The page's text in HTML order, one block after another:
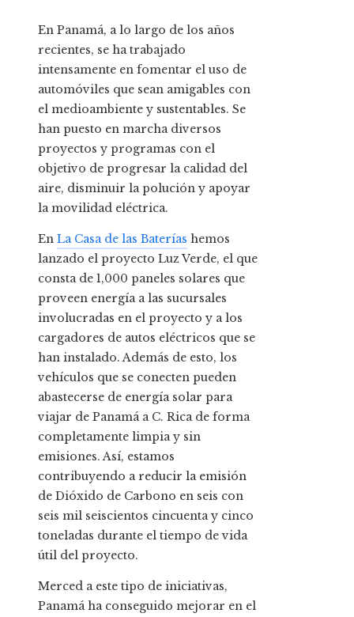
En Panamá, a lo largo de los años
recientes, se ha trabajado
intensamente en fomentar el uso de
automóviles que sean amigables con
el medioambiente y sustentables. Se
han puesto en marcha diversos
proyectos y programas con el
objetivo de progresar la calidad del
aire, disminuir la polución y apoyar
la movilidad eléctrica.
En La Casa de las Baterías hemos
lanzado el proyecto Luz Verde, el que
consta de 1,000 paneles solares que
proveen energía a las sucursales
involucradas en el proyecto y a los
cargadores de autos eléctricos que se
han instalado. Además de esto, los
vehículos que se conecten pueden
abastecerse de energía solar para
viajar de Panamá a C. Rica de forma
completamente limpia y sin
emisiones. Así, estamos
contribuyendo a reducir la emisión
de Dióxido de Carbono en seis con
seis mil seiscientos cincuenta y cinco
toneladas durante el tiempo de vida
útil del proyecto.
Merced a este tipo de iniciativas,
Panamá ha conseguido mejorar en el